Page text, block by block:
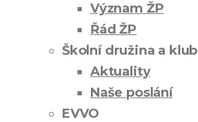
Význam ŽP
Řád ŽP
Školní družina a klub
Aktuality
Naše poslání
EVVO